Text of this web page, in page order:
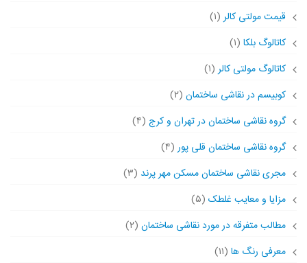
قیمت مولتی کالر(۱)
کاتالوگ بلکا (۱)
کاتالوگ مولتی کالر(۱)
کوبیسم در نقاشی ساختمان (۲)
گروه نقاشی ساختمان در تهران و کرج (۴)
گروه نقاشی ساختمان قلی پور(۴)
مجری نقاشی ساختمان مسکن مهر پرند (۳)
مزایا و معایب غلطک (۵)
مطالب متفرقه در مورد نقاشی ساختمان (۲)
معرفی رنگ ها (۱۱)